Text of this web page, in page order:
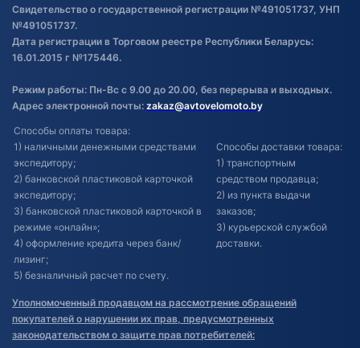
Свидетельство о государственной регистрации №491051737, УНП
№491051737.
Дата регистрации в Торговом реестре Республики Беларусь:
16.01.2015 г №175446.
Режим работы: Пн-Вс с 9.00 до 20.00, без перерыва и выходных.
Адрес электронной почты: zakaz@avtovelomoto.by
Способы оплаты товара:
1) наличными денежными средствами
экспедитору;
2) банковской пластиковой карточкой
экспедитору;
3) банковской пластиковой карточкой в
режиме «онлайн»;
4) оформление кредита через банк/
лизинг;
5) безналичный расчет по счету.
Способы доставки товара:
1) транспортным
средством продавца;
2) из пункта выдачи
заказов;
3) курьерской службой
доставки.
Уполномоченный продавцом на рассмотрение обращений
покупателей о нарушении их прав, предусмотренных
законодательством о защите прав потребителей: